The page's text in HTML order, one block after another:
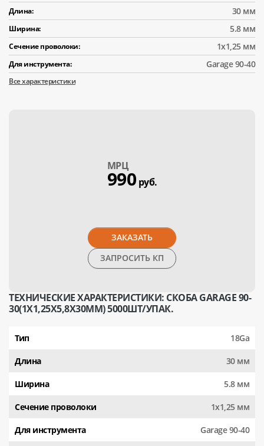
Длина: 30 мм
Ширина: 5.8 мм
Сечение проволоки: 1х1,25 мм
Для инструмента: Garage 90-40
Все характеристики
МPЦ
990 руб.
ЗАКАЗАТЬ
ЗАПРОСИТЬ КП
ТЕХНИЧЕСКИЕ ХАРАКТЕРИСТИКИ: СКОБА GARAGE 90-
30(1Х1,25Х5,8Х30ММ) 5000ШТ/УПАК.
Тип 18Ga
Длина 30 мм
Ширина 5.8 мм
Сечение проволоки 1х1,25 мм
Для инструмента Garage 90-40